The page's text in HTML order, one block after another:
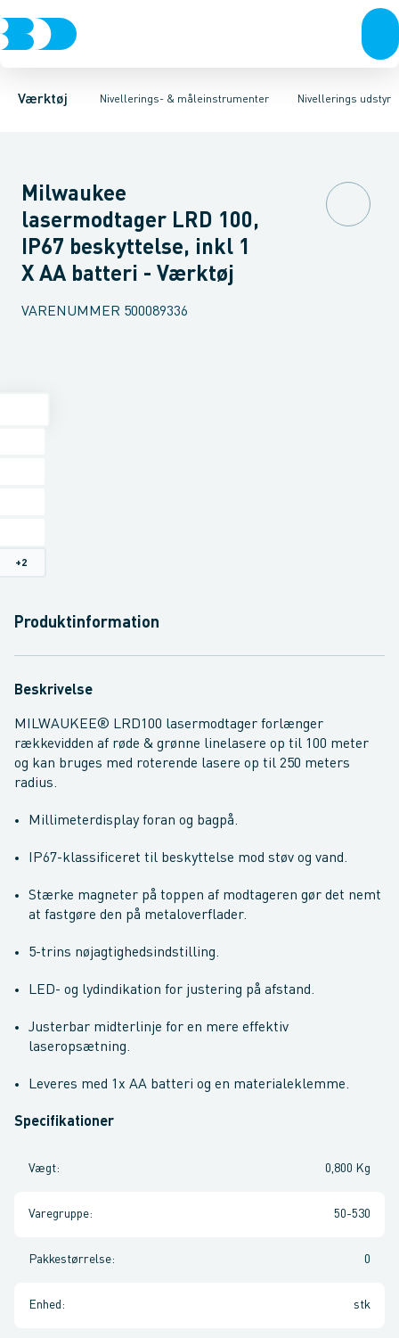
Værktøj Nivellerings- & måleinstrumenter
Akku- & elværktøjHåndværktøjRørværktøj Bits & toppe Bor
Nivellerings udstyr
Nivellerings udstyrMåle instrumenter
Linie- & KrydslaserRoterende laserTreben Landmåler stokke
Milwaukee
lasermodtager LRD 100,
IP67 beskyttelse, inkl 1
X AA batteri - Værktøj
VARENUMMER 500089336
+2
Produktinformation
Beskrivelse
MILWAUKEE® LRD100 lasermodtager forlænger
rækkevidden af røde & grønne linelasere op til 100 meter
og kan bruges med roterende lasere op til 250 meters
radius.
Millimeterdisplay foran og bagpå.
IP67-klassificeret til beskyttelse mod støv og vand.
Stærke magneter på toppen af modtageren gør det nemt
at fastgøre den på metaloverflader.
5-trins nøjagtighedsindstilling.
LED- og lydindikation for justering på afstand.
Justerbar midterlinje for en mere effektiv
laseropsætning.
Leveres med 1x AA batteri og en materialeklemme.
Specifikationer
Vægt: 0,800 Kg
Varegruppe: 50-530
Pakkestørrelse: 0
Enhed : stk